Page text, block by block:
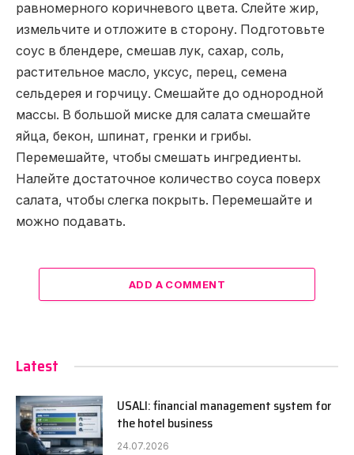
равномерного коричневого цвета. Слейте жир,
измельчите и отложите в сторону. Подготовьте
соус в блендере, смешав лук, сахар, соль,
растительное масло, уксус, перец, семена
сельдерея и горчицу. Смешайте до однородной
массы. В большой миске для салата смешайте
яйца, бекон, шпинат, гренки и грибы.
Перемешайте, чтобы смешать ингредиенты.
Налейте достаточное количество соуса поверх
салата, чтобы слегка покрыть. Перемешайте и
можно подавать.
ADD A COMMENT
Latest
USALI: financial management system for
the hotel business
24.07.2026